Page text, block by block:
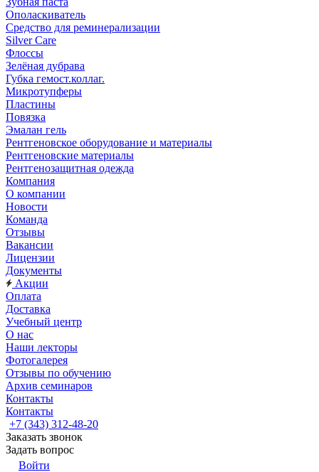
Ополаскиватель
Средство для реминерализации
Silver Care
Флоссы
Зелёная дубрава
Губка гемост.коллаг.
Микротупферы
Пластины
Повязка
Эмалан гель
Рентгеновское оборудование и материалы
Рентгеновские материалы
Рентгенозащитная одежда
Компания
О компании
Новости
Команда
Отзывы
Вакансии
Лицензии
Документы
Акции
Оплата
Доставка
Учебный центр
О нас
Наши лекторы
Фотогалерея
Отзывы по обучению
Архив семинаров
Контакты
Контакты
+7 (343) 312-48-20
Заказать звонок
Задать вопрос
Войти